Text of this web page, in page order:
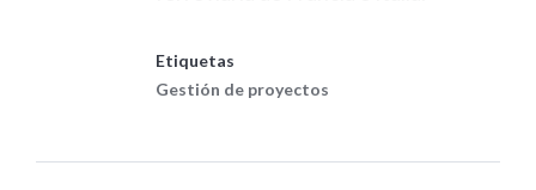
Etiquetas
Gestión de proyectos